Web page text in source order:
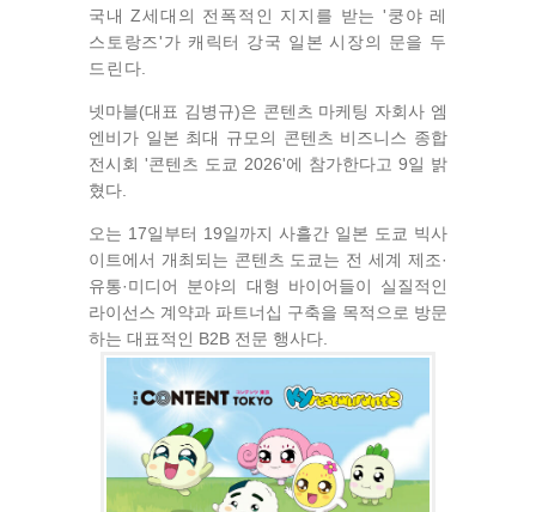
국내 Z세대의 전폭적인 지지를 받는 '쿵야 레
스토랑즈'가 캐릭터 강국 일본 시장의 문을 두
드린다.
넷마블(대표 김병규)은 콘텐츠 마케팅 자회사 엠
엔비가 일본 최대 규모의 콘텐츠 비즈니스 종합
전시회 '콘텐츠 도쿄 2026'에 참가한다고 9일 밝
혔다.
오는 17일부터 19일까지 사흘간 일본 도쿄 빅사
이트에서 개최되는 콘텐츠 도쿄는 전 세계 제조·
유통·미디어 분야의 대형 바이어들이 실질적인
라이선스 계약과 파트너십 구축을 목적으로 방문
하는 대표적인 B2B 전문 행사다.